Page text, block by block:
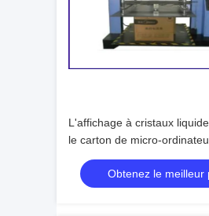
L'affichage à cristaux
le carton de micro-
5A résistent à la machine
compressibilitéObtenez le meilleur